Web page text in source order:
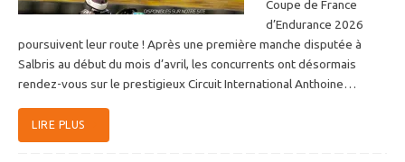
Coupe de France
d’Endurance 2026
poursuivent leur route ! Après une première manche disputée à
Salbris au début du mois d’avril, les concurrents ont désormais
rendez-vous sur le prestigieux Circuit International Anthoine…
LIRE PLUS